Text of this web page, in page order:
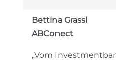
Bettina Grassl
ABConect
„Vom